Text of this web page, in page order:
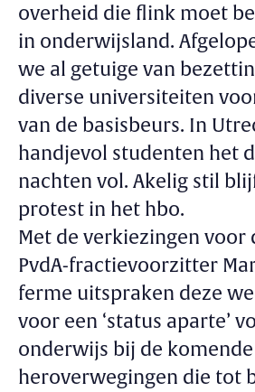
overheid die flink moet
in onderwijsland.
we al getuige van
diverse universiteiten
van de basisbeurs. In
handjevol studenten het
nachten vol. Akelig stil
protest in het hbo.
Met de verkiezingen voor
PvdA-fractievoorzitter
ferme uitspraken deze
voor een ‘status aparte’
onderwijs bij de komende
heroverwegingen die tot